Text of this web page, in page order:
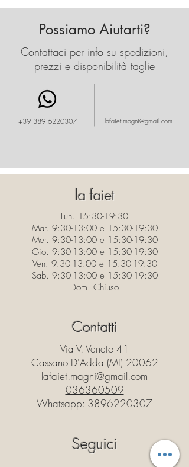
Possiamo Aiutarti?
Contattaci per info su spedizioni,
prezzi e disponibilità taglie
+39 389 6220307 lafaiet.magni@gmail.com
la faiet
Lun. 15:30-19:30
Mar. 9:30-13:00 e 15:30-19:30
Mer. 9:30-13:00 e 15:30-19:30
Gio. 9:30-13:00 e 15:30-19:30
Ven. 9:30-13:00 e 15:30-19:30
Sab. 9:30-13:00 e 15:30-19:30
Dom. Chiuso
Contatti
Via V. Veneto 41
Cassano D'Adda (MI) 20062
lafaiet.magni@gmail.com
036360509
Whatsapp: 3896220307
Seguici